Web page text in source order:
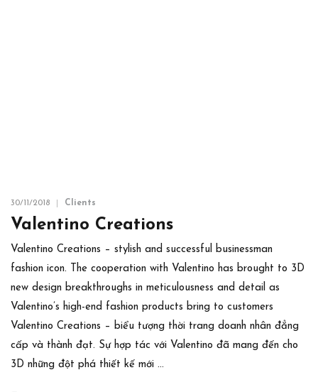
30/11/2018 Clients
Valentino Creations
Valentino Creations – stylish and successful businessman
fashion icon. The cooperation with Valentino has brought to 3D
new design breakthroughs in meticulousness and detail as
Valentino’s high-end fashion products bring to customers
Valentino Creations – biểu tượng thời trang doanh nhân đẳng
cấp và thành đạt. Sự hợp tác với Valentino đã mang đến cho
3D những đột phá thiết kế mới …